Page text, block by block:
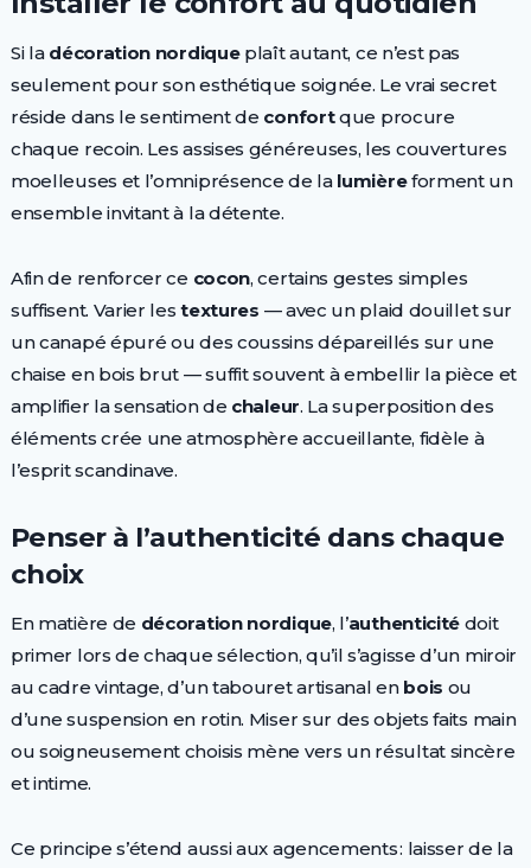
Si la décoration nordiqueplaît autant, ce n’est pas
seulement pour son esthétique soignée. Le vrai secret
réside dans le sentiment de confortque procure
chaque recoin. Les assises généreuses, les couvertures
moelleuses et l’omniprésence de la lumièreforment un
ensemble invitant à la détente.
Afin de renforcer ce cocon, certains gestes simples
suffisent. Varier lestextures — avec un plaid douillet sur
un canapé épuré ou des coussins dépareillés sur une
chaise en bois brut — suffit souvent à embellir la pièce et
amplifier la sensation de chaleur. La superposition des
éléments crée une atmosphère accueillante, fidèle à
l’esprit scandinave.
Penser à l’authenticité dans chaque
choix
En matière de décoration nordique, l’authenticité doit
primer lors de chaque sélection, qu’il s’agisse d’un miroir
au cadre vintage, d’un tabouret artisanal en bois ou
d’une suspension en rotin. Miser sur des objets faits main
ou soigneusement choisis mène vers un résultat sincère
et intime.
Ce principe s’étend aussi aux agencements : laisser de la